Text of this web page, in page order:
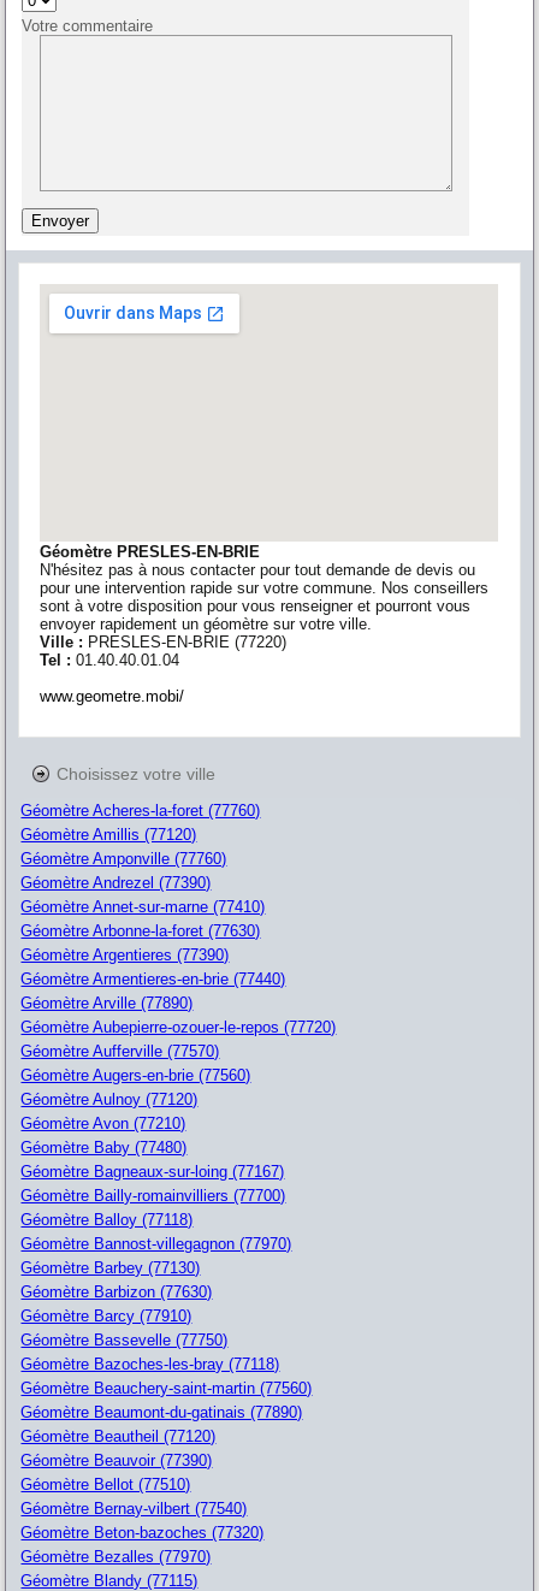
Votre commentaire
Géomètre PRESLES-EN-BRIE
N'hésitez pas à nous contacter pour tout demande de devis ou
pour une intervention rapide sur votre commune. Nos conseillers
sont à votre disposition pour vous renseigner et pourront vous
envoyer rapidement un géomètre sur votre ville.
Ville : PRESLES-EN-BRIE (77220)
Tel :01.40.40.01.04
www.geometre.mobi/
Choisissez votre ville
Géomètre Acheres-la-foret (77760)
Géomètre Amillis (77120)
Géomètre Amponville (77760)
Géomètre Andrezel (77390)
Géomètre Annet-sur-marne (77410)
Géomètre Arbonne-la-foret (77630)
Géomètre Argentieres (77390)
Géomètre Armentieres-en-brie (77440)
Géomètre Arville (77890)
Géomètre Aubepierre-ozouer-le-repos (77720)
Géomètre Aufferville (77570)
Géomètre Augers-en-brie (77560)
Géomètre Aulnoy (77120)
Géomètre Avon (77210)
Géomètre Baby (77480)
Géomètre Bagneaux-sur-loing (77167)
Géomètre Bailly-romainvilliers (77700)
Géomètre Balloy (77118)
Géomètre Bannost-villegagnon (77970)
Géomètre Barbey (77130)
Géomètre Barbizon (77630)
Géomètre Barcy (77910)
Géomètre Bassevelle (77750)
Géomètre Bazoches-les-bray (77118)
Géomètre Beauchery-saint-martin (77560)
Géomètre Beaumont-du-gatinais (77890)
Géomètre Beautheil (77120)
Géomètre Beauvoir (77390)
Géomètre Bellot (77510)
Géomètre Bernay-vilbert (77540)
Géomètre Beton-bazoches (77320)
Géomètre Bezalles (77970)
Géomètre Blandy (77115)